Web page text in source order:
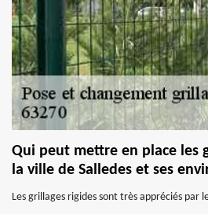
Qui peut mettre en place les
la ville de Salledes et ses
Les grillages rigides sont très appréciés par